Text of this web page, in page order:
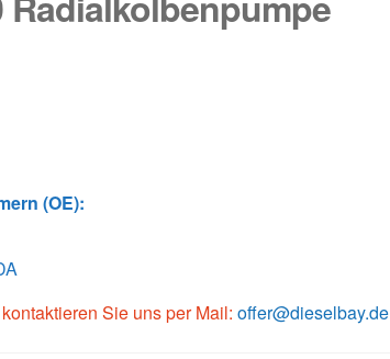
(OE):
Sie uns per Mail:offer@dieselbay.de